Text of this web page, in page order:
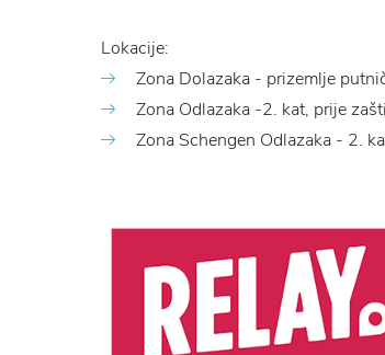
Lokacije:
Zona Dolazaka - prizemlje
Zona Odlazaka -2. kat, prije
Zona Schengen Odlazaka - 2.